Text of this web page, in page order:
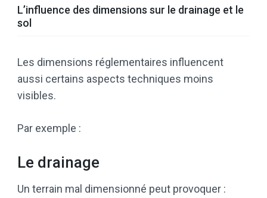
L’influence des dimensions sur le drainage et le
sol
Les dimensions réglementaires influencent
aussi certains aspects techniques moins
visibles.
Par exemple :
Le drainage
Un terrain mal dimensionné peut provoquer :